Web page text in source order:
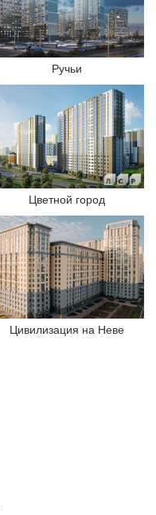
Ручьи
Цветной город
Цивилизация на Неве